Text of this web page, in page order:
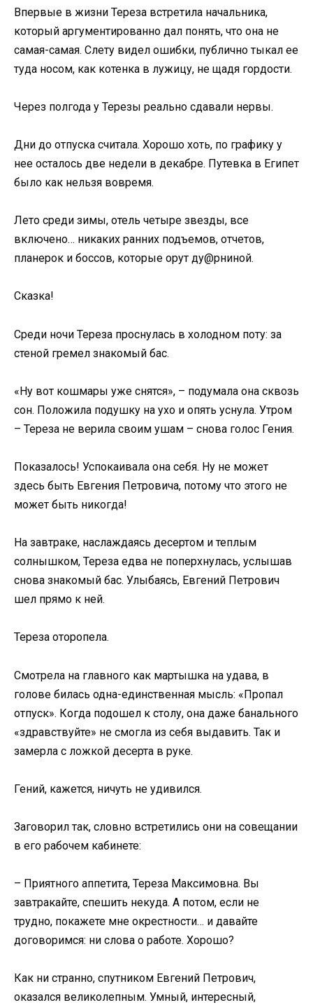
Впервые в жизни Тереза встретила начальника,
который аргументированно дал понять, что она не
самая-самая. Слету видел ошибки, публично тыкал ее
туда носом, как котенка в лужицу, не щадя гордости.
Через полгода у Терезы реально сдавали нервы.
Дни до отпуска считала. Хорошо хоть, по графику у
нее осталось две недели в декабре. Путевка в Египет
было как нельзя вовремя.
Лето среди зимы, отель четыре звезды, все
включено… никаких ранних подъемов, отчетов,
планерок и боссов, которые орут ду@рниной.
Сказка!
Среди ночи Тереза проснулась в холодном поту: за
стеной гремел знакомый бас.
«Ну вот кошмары уже снятся», – подумала она сквозь
сон. Положила подушку на ухо и опять уснула. Утром
– Тереза не верила своим ушам – снова голос Гения.
Показалось! Успокаивала она себя. Ну не может
здесь быть Евгения Петровича, потому что этого не
может быть никогда!
На завтраке, наслаждаясь десертом и теплым
солнышком, Тереза едва не поперхнулась, услышав
снова знакомый бас. Улыбаясь, Евгений Петрович
шел прямо к ней.
Тереза оторопела.
Смотрела на главного как мартышка на удава, в
голове билась одна-единственная мысль: «Пропал
отпуск». Когда подошел к столу, она даже банального
«здравствуйте» не смогла из себя выдавить. Так и
замерла с ложкой десерта в руке.
Гений, кажется, ничуть не удивился.
Заговорил так, словно встретились они на совещании
в его рабочем кабинете:
– Приятного аппетита, Тереза Максимовна. Вы
завтракайте, спешить некуда. А потом, если не
трудно, покажете мне окрестности… и давайте
договоримся: ни слова о работе. Хорошо?
Как ни странно, спутником Евгений Петрович,
оказался великолепным. Умный, интересный,